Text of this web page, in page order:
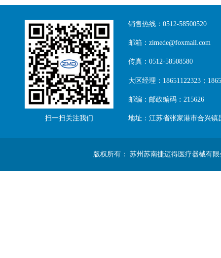
扫一扫关注我们
销售热线：0512-58500520
邮箱：zimede@foxmail.com
传真：0512-58508580
大区经理：18651122323；
邮编：邮政编码：215626
地址：江苏省张家港市合兴镇
版权所有： 苏州苏南捷迈得医疗器械有